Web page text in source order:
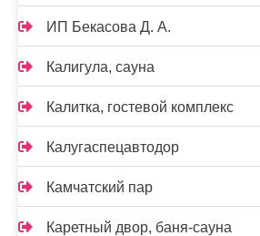
ИП Бекасова Д. А.
Калигула, сауна
Калитка, гостевой комплекс
Калугаспецавтодор
Камчатский пар
Каретный двор, баня-сауна